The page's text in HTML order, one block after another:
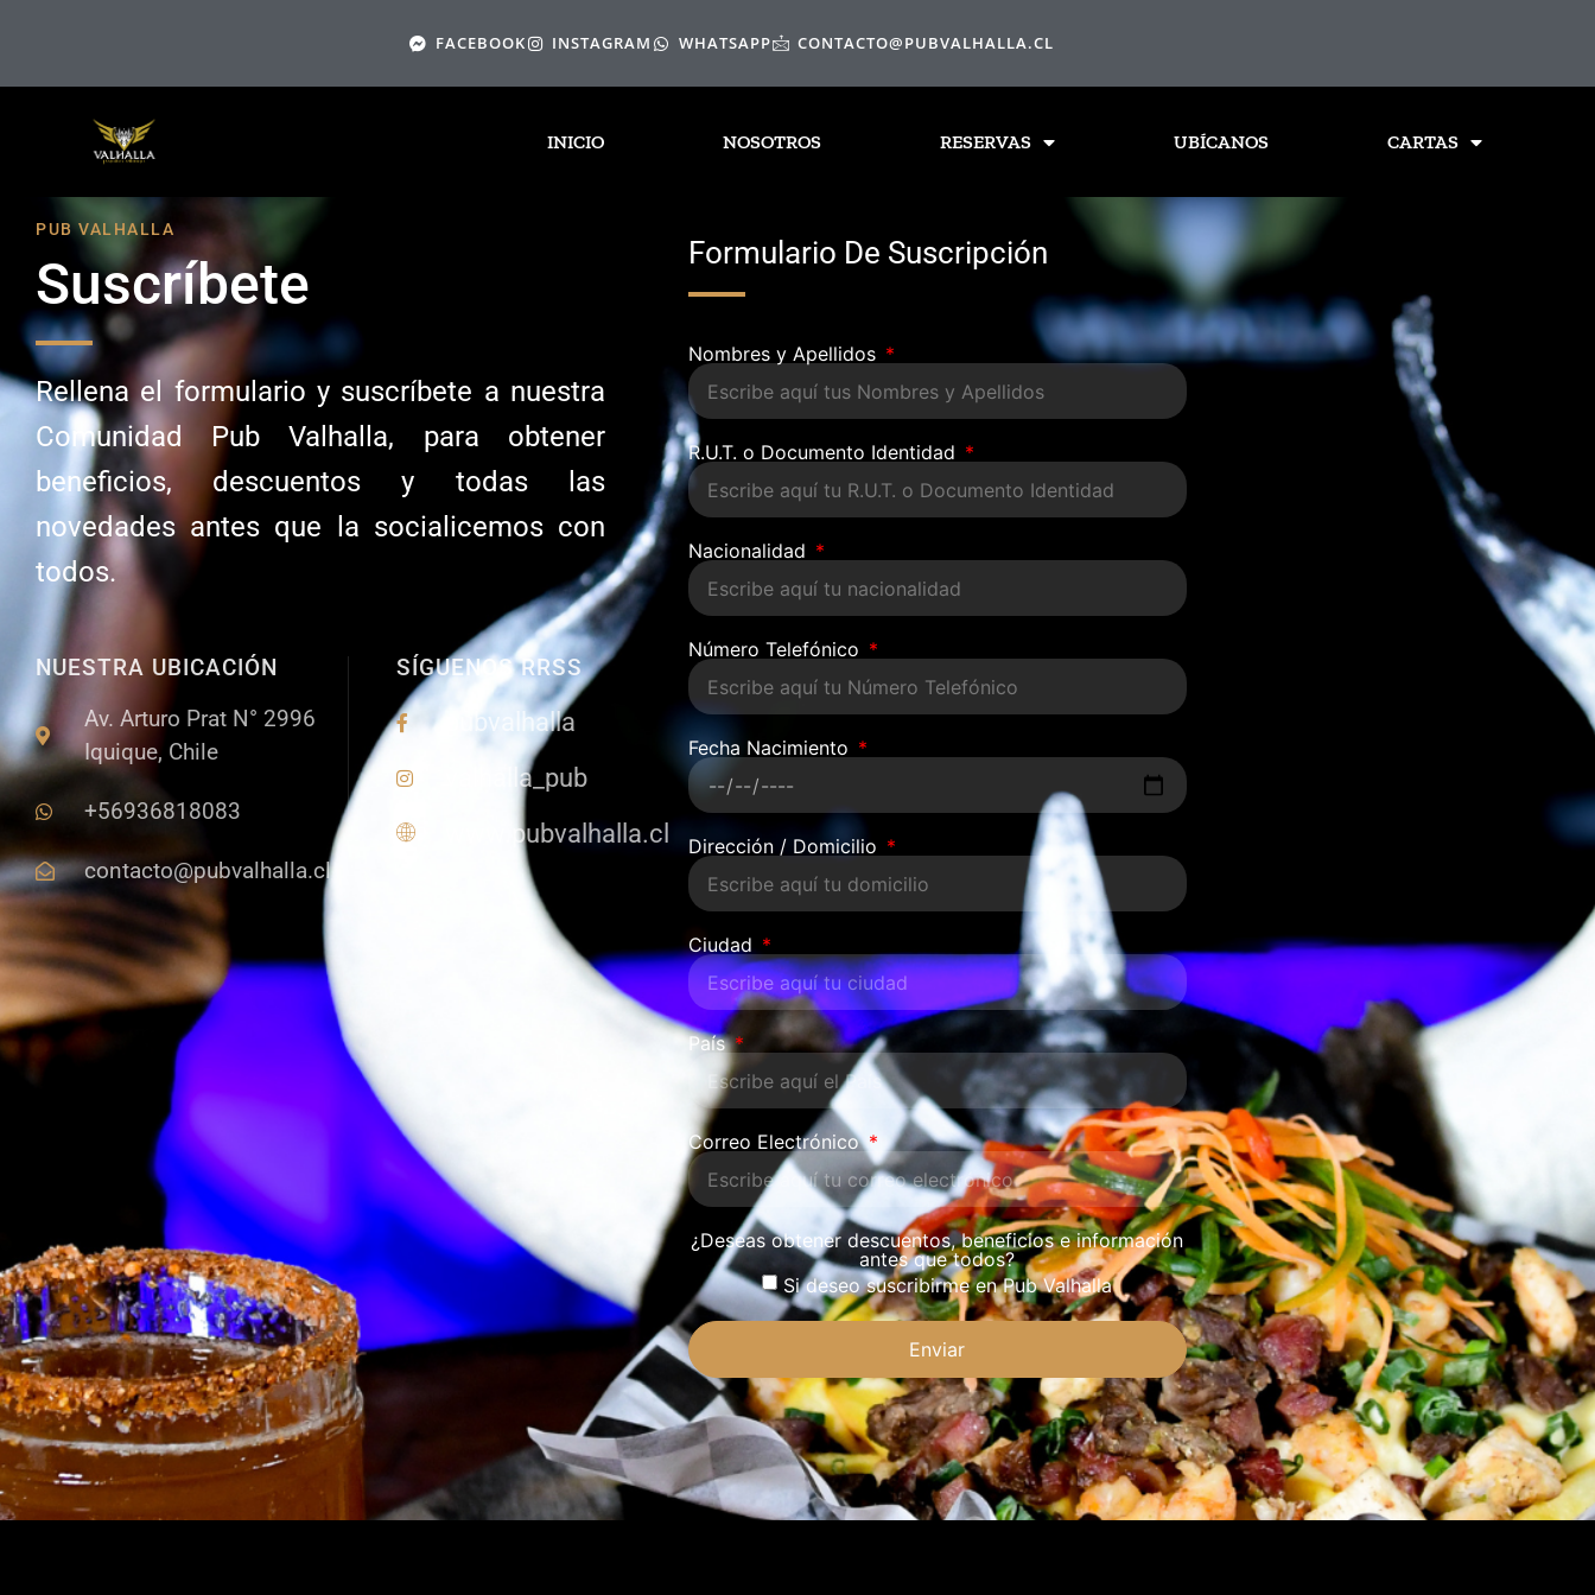
FACEBOOK INSTAGRAM WHATSAPP CONTACTO@PUBVALHALLA.CL
INICIO NOSOTROS RESERVAS UBÍCANOS CARTAS
PUB VALHALLA
Suscríbete
Rellena el formulario y suscríbete a nuestra
Comunidad Pub Valhalla, para obtener
beneficios, descuentos y todas las
novedades antes que la socialicemos con
todos.
NUESTRA UBICACIÓN
Av. Arturo Prat N° 2996
Iquique, Chile
+56936818083
contacto@pubvalhalla.cl
SÍGUENOS RRSS
pubvalhalla
valhalla_pub
www.pubvalhalla.cl
Formulario De Suscripción
Nombres y Apellidos
R.U.T. o Documento Identidad
Nacionalidad
Número Telefónico
Fecha Nacimiento
Dirección / Domicilio
Ciudad
País
Correo Electrónico
¿Deseas obtener descuentos, beneficios e información
antes que todos?
Si deseo suscribirme en Pub Valhalla
Enviar